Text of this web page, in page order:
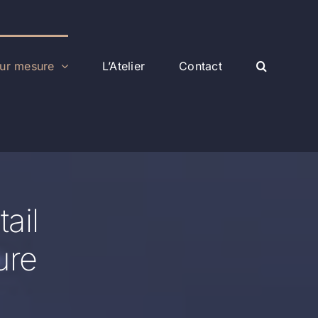
mesure L’Atelier Contact